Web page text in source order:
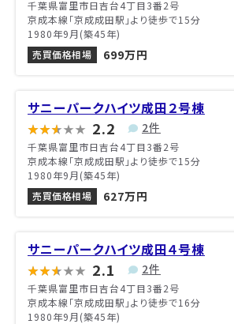
千葉県富里市日吉台4丁目3番2号
京成本線「京成成田駅」より徒歩で15分
1980年9月(築45年)
売買価格相場
699万円
サニーパークハイツ成田２号棟
2.2 2件
千葉県富里市日吉台4丁目3番2号
京成本線「京成成田駅」より徒歩で15分
1980年9月(築45年)
売買価格相場
627万円
サニーパークハイツ成田４号棟
2.1 2件
千葉県富里市日吉台4丁目3番2号
京成本線「京成成田駅」より徒歩で16分
1980年9月(築45年)